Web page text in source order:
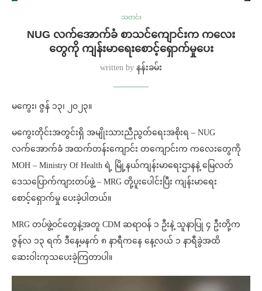
သတင်း
NUG လက်အောက်ခံ စာသင်ကျောင်းက ကလေး
တွေကို ကျန်းမာရေးစောင့်ရှောက်မှုပေး
written by နန်းခမ်း
မကွေး၊ ဇွန် ၁၃၊ ၂၀၂၃။
မကွေးတိုင်းအတွင်းရှိ အမျိုးသားညီညွတ်ရေးအစိုးရ – NUG
လက်အောက်ခံ အထက်တန်းကျောင်း တကျောင်းက ကလေးတွေကို
MOH – Ministry Of Health ရဲ့ မြို့နယ်ကျန်းမာရေးဌာနနဲ့ မြေလတ်
ဒေသပြောက်ကျားတပ်ဖွဲ့ – MRG တို့ပူးပေါင်းပြီး ကျန်းမာရေး
စောင့်ရှောက်မှု ပေးခဲ့ပါတယ်။
MRG တပ်ဖွဲ့ဝင်တွေနဲ့အတူ CDM ဆရာဝန် ၁ ဦးနဲ့ သူနာပြု ၄ ဦးတို့က
ဇွန်လ ၁၃ ရက် ဒီနေ့မနက် ၈ နာရီကနေ နေ့လယ် ၁ နာရီခွဲအထိ
ဆေးဝါးကုသပေးခဲ့ကြတာပါ။